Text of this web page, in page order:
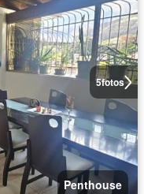
5fotos
Penthouse